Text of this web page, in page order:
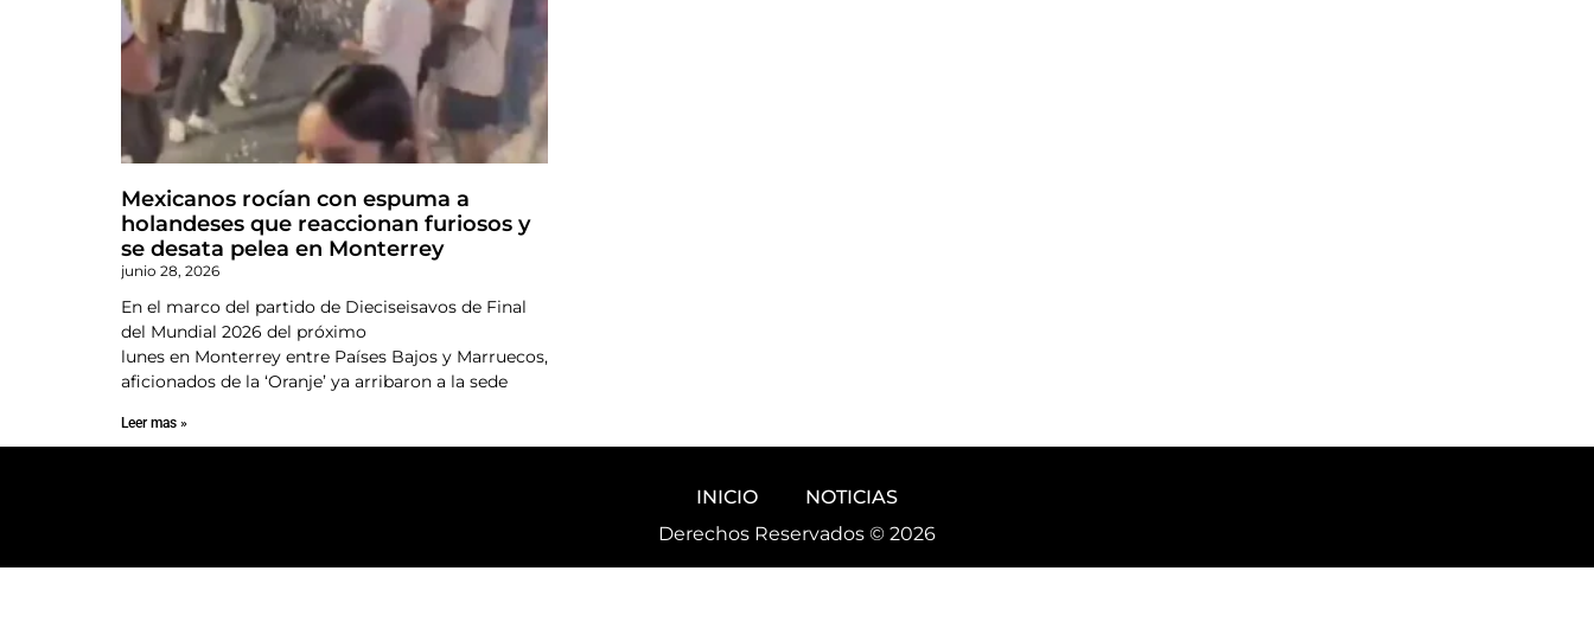
Mexicanos rocían con espuma a
holandeses que reaccionan furiosos y
se desata pelea en Monterrey
junio 28, 2026
En el marco del partido de Dieciseisavos de Final
del Mundial 2026 del próximo
lunes en Monterrey entre Países Bajos y Marruecos,
aficionados de la ‘Oranje’ ya arribaron a la sede
Leer mas »
INICIO
NOTICIAS
Derechos Reservados © 2026